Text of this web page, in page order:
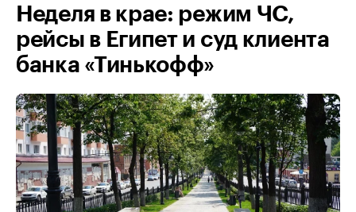
Неделя в крае: режим ЧС,
рейсы в Египет и суд клиента
банка «Тинькофф»